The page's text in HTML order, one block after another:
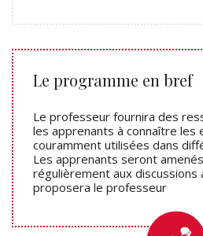
Le programme en bref
Le professeur fournira des
les apprenants à connaître les
couramment utilisées dans
Les apprenants seront
régulièrement aux
proposera le professeur